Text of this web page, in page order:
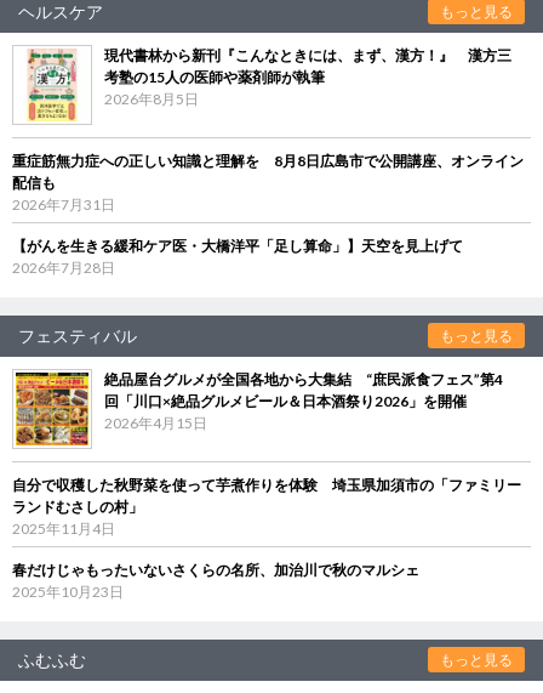
ヘルスケア もっと見る
現代書林から新刊『こんなときには、まず、漢方！』 漢方三
考塾の15人の医師や薬剤師が執筆
2026年8月5日
重症筋無力症への正しい知識と理解を 8月8日広島市で公開講座、オンライン
配信も
2026年7月31日
【がんを生きる緩和ケア医・大橋洋平「足し算命」】天空を見上げて
2026年7月28日
フェスティバル もっと見る
絶品屋台グルメが全国各地から大集結 “庶民派食フェス”第4
回「川口×絶品グルメビール＆日本酒祭り2026」を開催
2026年4月15日
自分で収穫した秋野菜を使って芋煮作りを体験 埼玉県加須市の「ファミリー
ランドむさしの村」
2025年11月4日
春だけじゃもったいないさくらの名所、加治川で秋のマルシェ
2025年10月23日
ふむふむ もっと見る